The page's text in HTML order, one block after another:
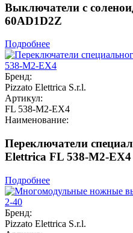
Выключатели с
60AD1D2Z
Подробнее
Бренд:
Pizzato Elettrica S.r.l.
Артикул:
FL 538-M2-EX4
Наименование:
Переключатели
Elettrica FL 538-M2-EX4
Подробнее
Бренд:
Pizzato Elettrica S.r.l.